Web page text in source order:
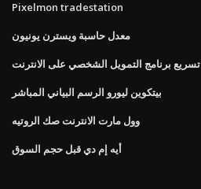
Pixelmon tradestation
معدل حاسبة ويسترن يونيون
تسريع برنامج التمويل الشخصي على الانترنت
بيتكوين ليورو الرسم البياني المباشر
وول مارت الانترنت صك الروتيه
أيه إم دي قبل حجم السوق